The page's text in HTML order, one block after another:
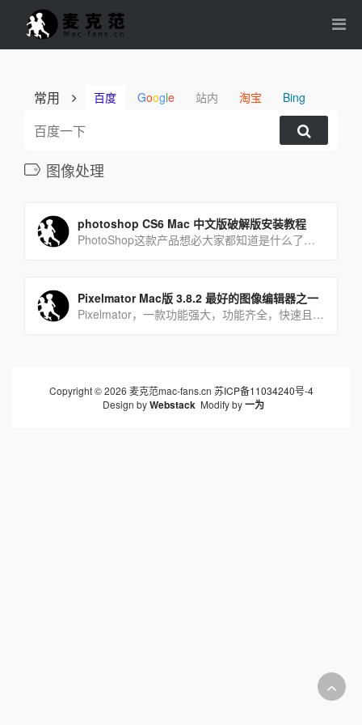
常用 百度 Google 站内 淘宝 Bing
图像处理
photoshop CS6 Mac 中文版破解版安装教程
PhotoShop这款产品想必大家都知道是什么了，小编就不多做介绍了。今天小编就给大家带来Photoshop[…]
Pixelmator Mac版 3.8.2 最好的图像编辑器之一
Pixelmator，一款功能强大，功能齐全，快速且易于使用的Mac图像编辑器。它可以让你增强和修饰照片，草绘[…]
Copyright © 2026 麦克范mac-fans.cn 苏ICP备11034240号-4
Design byWebstack Modify by一为